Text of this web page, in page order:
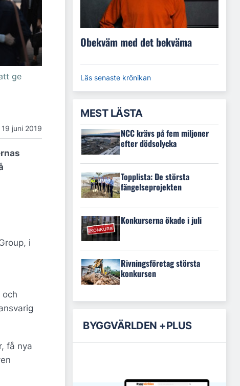
ge
19 juni 2019
i
få nya
Obekväm med det bekväma
Läs senaste krönikan
MEST LÄSTA
NCC krävs på fem miljoner
efter dödsolycka
Topplista: De största
fängelseprojekten
Konkurserna ökade i juli
Rivningsföretag största
konkursen
BYGGVÄRLDEN +PLUS